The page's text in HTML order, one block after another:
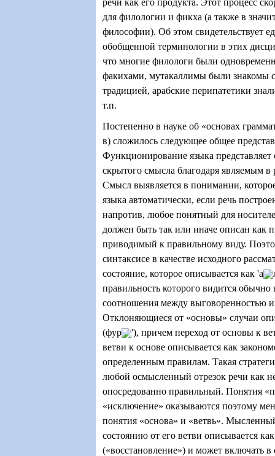
речи как его продукта. Этот процесс
для филологии и фикха (а также в
философии). Об этом свидетельствует
обобщенной терминологии в этих
что многие филологи были
факихами, мутакаллимы были знакомы с
традицией, арабские перипатетики
т.п.
Постепенно в науке об «основах
в) сложилось следующее общее
Функционирование языка представляет
скрытого смысла благодаря являемым
Смысл выявляется в понимании,
языка автоматически, если речь
напротив, любое понятный для
должен быть так или иначе описан как
приводимый к правильному виду.
синтаксисе в качестве исходного
состояние, которое описывается как 'а
правильность которого видится обычно
соотношения между выговоренностью
Отклоняющиеся от «основы» случаи
(фур
'), причем переход от основы к
ветви к основе описывается как
определенным правилам. Такая
любой осмысленный отрезок речи как
опосредованно правильный. Понятия
«исключение» оказываются поэтому
понятия «основа» и «ветвь».
состоянию от его ветви описывается
(«восстановление») и может включать в